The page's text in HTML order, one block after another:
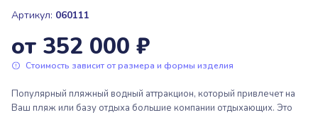
Пьедесталы, подиумы для
награждения
Парашютный спорт
Артикул: 060111
от 352 000 ₽
Стоимость зависит от размера и формы изделия
Популярный пляжный водный аттракцион, который привлечет на
Ваш пляж или базу отдыха большие компании отдыхающих. Это